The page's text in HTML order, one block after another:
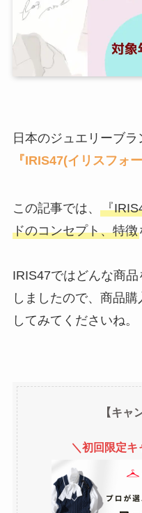
日本のジュエリーブラ
『IRIS47(イリスフォ
この記事では、 『
ドのコンセプト、特徴
IRIS47ではどんな商
しましたので、商品
してみてくださいね。
【キャ
＼初回限定キ